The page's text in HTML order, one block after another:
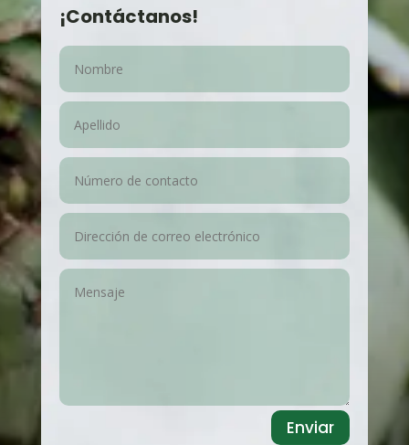
¡Contáctanos!
Enviar